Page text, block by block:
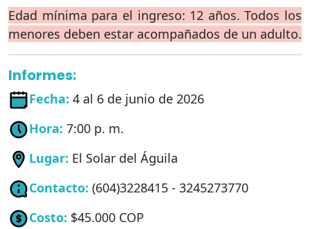
Edad mínima para el ingreso: 12 años. Todos los
menores deben estar acompañados de un adulto.
Informes:
Fecha: 4 al 6 de junio de 2026
Hora: 7:00 p. m.
Lugar: El Solar del Águila
Contacto: (604)3228415 - 3245273770
Costo: $45.000 COP